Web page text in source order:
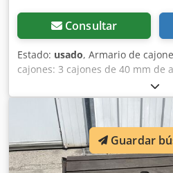
Consultar
Estado: usado, Armario de
cajones: 3 cajones de 40 mm de
de altura 1 cajón de 150 mm de
de altura Dimensiones (L x An x
Cedozmxttspfx Ak Aerf Peso:
Guardar